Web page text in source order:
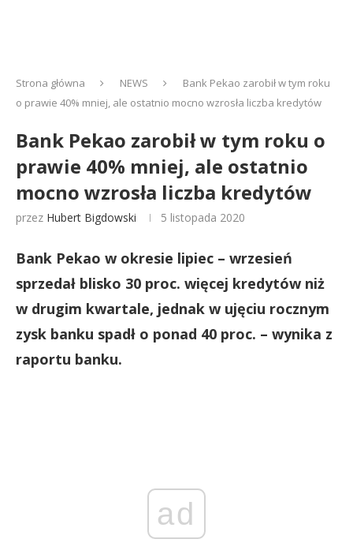
Strona główna NEWS
Bank Pekao zarobił w tym roku
o prawie 40% mniej, ale ostatnio mocno wzrosła liczba kredytów
Bank Pekao zarobił w tym roku o
prawie 40% mniej, ale ostatnio
mocno wzrosła liczba kredytów
przez Hubert Bigdowski 5 listopada 2020
Bank Pekao w okresie lipiec – wrzesień
sprzedał blisko 30 proc. więcej kredytów niż
w drugim kwartale, jednak w ujęciu rocznym
zysk banku spadł o ponad 40 proc. – wynika z
raportu banku.
ad